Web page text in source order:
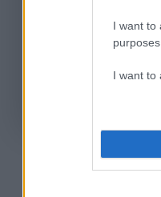
I want to
purposes.
I want to